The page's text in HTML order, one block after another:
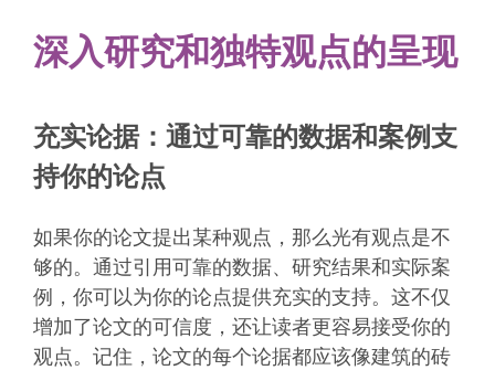
深入研究和独特观点的呈现
充实论据：通过可靠的数据和案例支
持你的论点
如果你的论文提出某种观点，那么光有观点是不
够的。通过引用可靠的数据、研究结果和实际案
例，你可以为你的论点提供充实的支持。这不仅
增加了论文的可信度，还让读者更容易接受你的
观点。记住，论文的每个论据都应该像建筑的砖